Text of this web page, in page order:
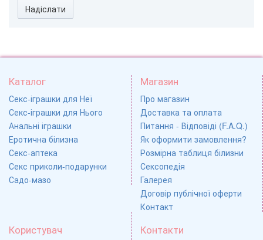
Надіслати
Каталог
Секс-іграшки для Неї
Секс-іграшки для Нього
Анальні іграшки
Еротична білизна
Секс-аптека
Секс приколи-подарунки
Садо-мазо
Магазин
Про магазин
Доставка та оплата
Питання - Відповіді (F.A.Q.)
Як оформити замовлення?
Розмірна таблиця білизни
Сексопедія
Галерея
Договір публічної оферти
Контакт
Користувач Контакти